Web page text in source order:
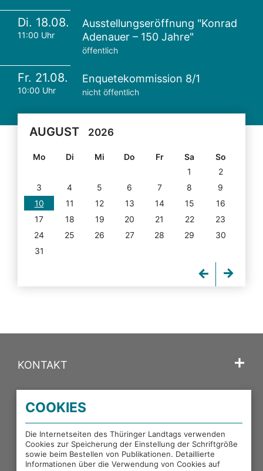
Di. 18.08.
11:00 Uhr
Ausstellungseröffnung "Konrad
Adenauer – 150 Jahre"
öffentlich
Fr. 21.08.
10:00 Uhr
Enquetekommission 8/1
nicht öffentlich
AUGUST 2026
Mo Di Mi Do Fr Sa
So
1
2
3
4 5 6 7 8
9
10
11 12 13 14 15
16
17
18 19 20 21 22
23
24
25 26 27 28 29
30
31
KONTAKT
PORTALE DES THÜRINGER LANDTAGS
EXTERNE LINKS
COOKIES
Die Internetseiten des Thüringer Landtags verwenden
Cookies zur Speicherung der Einstellung der Schriftgröße
sowie beim Bestellen von Publikationen. Detaillierte
Informationen über die Verwendung von Cookies auf